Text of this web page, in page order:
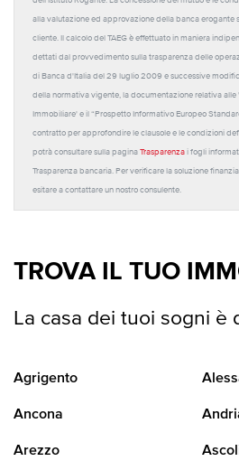
alla valutazione ed approvazione della banca erogante
cliente. Il calcolo del TAEG è effettuato in maniera
dettati dal provvedimento sulla trasparenza delle
di Banca d'Italia del 29 luglio 2009 e successive
della normativa vigente, la documentazione relativa alle
Immobiliare' e il “Prospetto Informativo Europeo
contratto per approfondire le clausole e le condizioni
potrà consultare sulla pagina Trasparenza i fogli
Trasparenza bancaria. Per verificare la soluzione
esitare a contattare un nostro consulente.
TROVA IL TUO
La casa dei tuoi sogni è
Agrigento
Ancona
Arezzo